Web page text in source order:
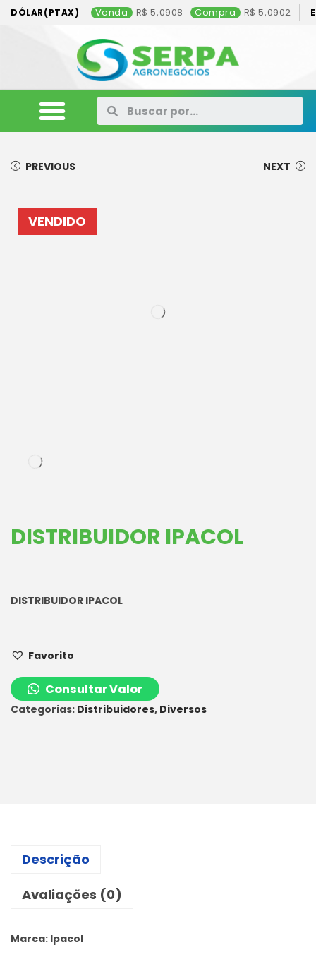
DÓLAR(PTAX) Venda 5,0908 Compra 5,0902
PREVIOUS NEXT
VENDIDO
DISTRIBUIDOR IPACOL
DISTRIBUIDOR IPACOL
Favorito
Consultar Valor
Categorias: Distribuidores, Diversos
Descrição
Avaliações (0)
Marca: Ipacol